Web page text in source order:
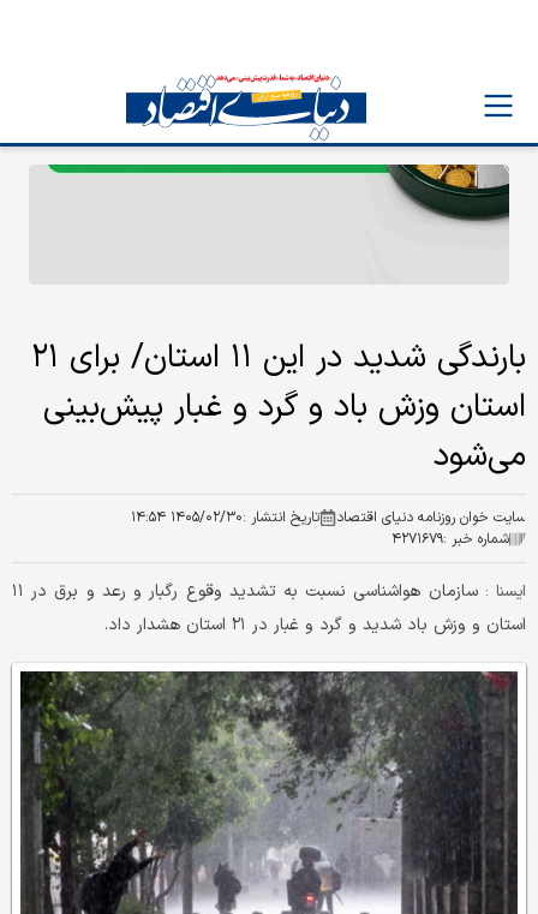
بارندگی شدید در این ۱۱ استان/ برای ۲۱
استان وزش باد و گرد و غبار پیش‌بینی
می‌شود
سایت خوان روزنامه دنیای اقتصاد تاریخ انتشار :۱۴۰۵/۰۲/۳۰ ۱۴:۵۴
شماره خبر :۴۲۷۱۶۷۹
ايسنا :
سازمان هواشناسی نسبت به تشدید وقوع رگبار و رعد و برق در ۱۱
استان و وزش باد شدید و گرد و غبار در ۲۱ استان هشدار داد.